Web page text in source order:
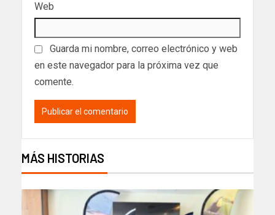
Web
Guarda mi nombre, correo electrónico y web
en este navegador para la próxima vez que
comente.
MÁS HISTORIAS